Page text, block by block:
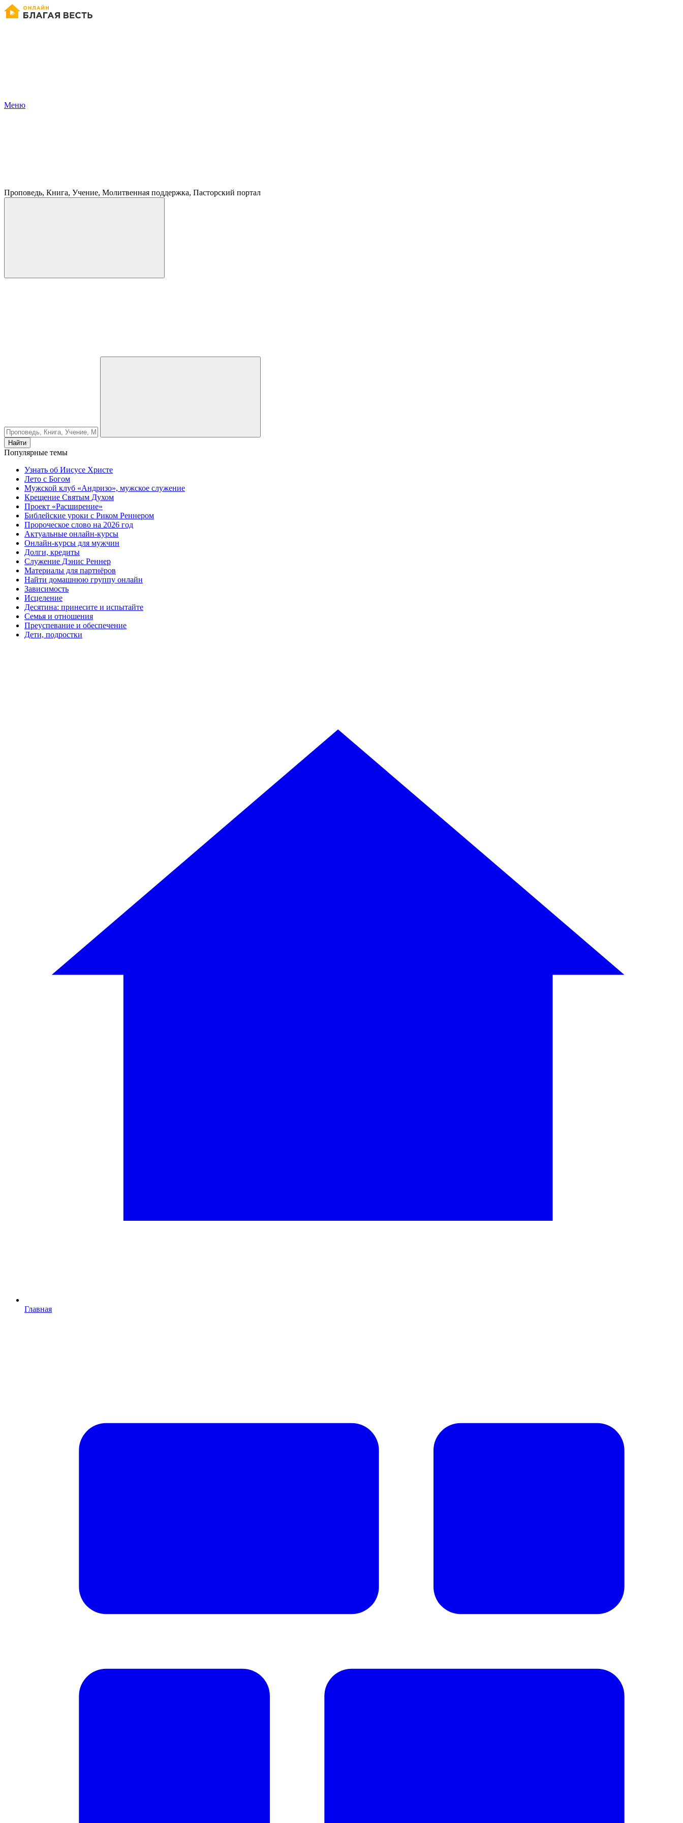
Меню
Проповедь, Книга, Учение, Молитвенная поддержка, Пасторский портал
Найти
Популярные темы
Узнать об Иисусе Христе
Лето с Богом
Мужской клуб «Андризо», мужское служение
Крещение Святым Духом
Проект «Расширение»
Библейские уроки с Риком Реннером
Пророческое слово на 2026 год
Актуальные онлайн-курсы
Онлайн-курсы для мужчин
Долги, кредиты
Служение Дэнис Реннер
Материалы для партнёров
Найти домашнюю группу онлайн
Зависимость
Исцеление
Десятина: принесите и испытайте
Семья и отношения
Преуспевание и обеспечение
Дети, подростки
Главная